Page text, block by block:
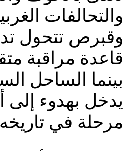
والتحالفات
وقبرص تتحول
قاعدة مراقبة
بينما الساحل
يدخل بهدوء إلى
مرحلة في